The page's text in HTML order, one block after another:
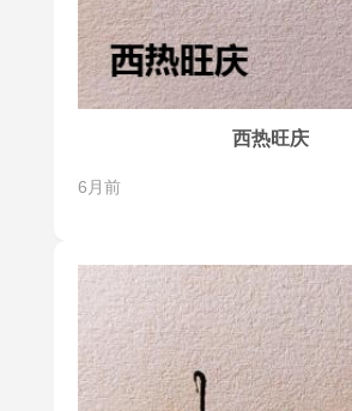
西热旺庆
6月前